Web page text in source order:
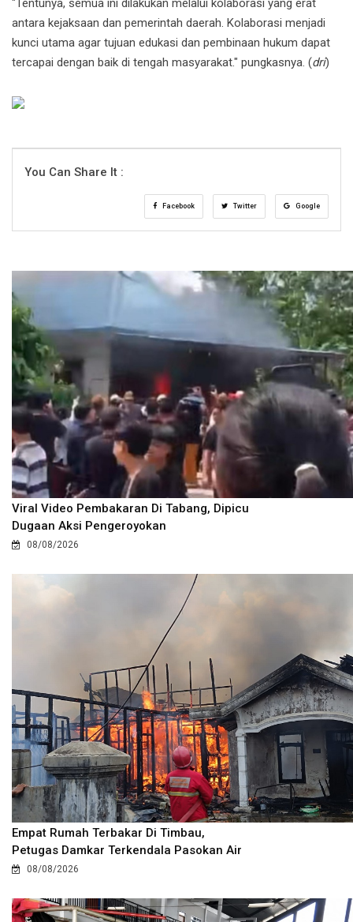
antara kejaksaan dan pemerintah daerah. Kolaborasi menjadi
kunci utama agar tujuan edukasi dan pembinaan hukum dapat
tercapai dengan baik di tengah masyarakat." pungkasnya. (dri)
You Can Share It :
Facebook Twitter Google
Viral Video Pembakaran Di Tabang, Dipicu
Dugaan Aksi Pengeroyokan
08/08/2026
Empat Rumah Terbakar Di Timbau,
Petugas Damkar Terkendala Pasokan Air
08/08/2026